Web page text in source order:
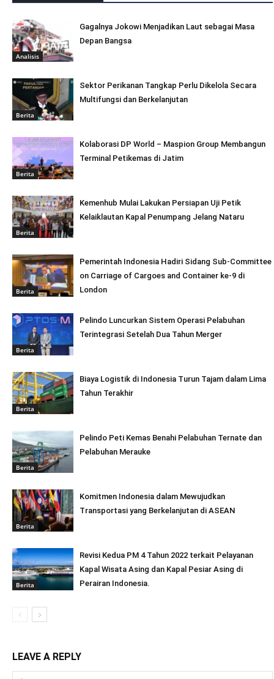
Analisis
Gagalnya Jokowi Menjadikan Laut sebagai Masa
Depan Bangsa
Berita
Sektor Perikanan Tangkap Perlu Dikelola Secara
Multifungsi dan Berkelanjutan
Berita
Kolaborasi DP World – Maspion Group Membangun
Terminal Petikemas di Jatim
Berita
Kemenhub Mulai Lakukan Persiapan Uji Petik
Kelaiklautan Kapal Penumpang Jelang Nataru
Berita
Pemerintah Indonesia Hadiri Sidang Sub-Committee
on Carriage of Cargoes and Container ke-9 di
London
Berita
Pelindo Luncurkan Sistem Operasi Pelabuhan
Terintegrasi Setelah Dua Tahun Merger
Berita
Biaya Logistik di Indonesia Turun Tajam dalam Lima
Tahun Terakhir
Berita
Pelindo Peti Kemas Benahi Pelabuhan Ternate dan
Pelabuhan Merauke
Berita
Komitmen Indonesia dalam Mewujudkan
Transportasi yang Berkelanjutan di ASEAN
Berita
Revisi Kedua PM 4 Tahun 2022 terkait Pelayanan
Kapal Wisata Asing dan Kapal Pesiar Asing di
Perairan Indonesia.
LEAVE A REPLY